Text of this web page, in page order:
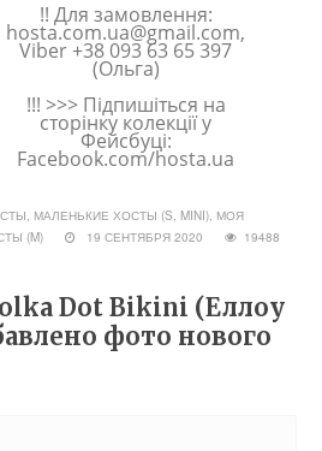
!! Для замовлення:
hosta.com.ua@gmail.com,
Viber +38 093 63 65 397
(Ольга)
!!! >>> Підпишіться на
сторінку колекції у
Фейсбуці:
Facebook.com/hosta.ua
, МАЛЕНЬКИЕ ХОСТЫ (S, MINI), МОЯ
(M) 19 СЕНТЯБРЯ 2020
19488
Dot Bikini (Еллоу
фото нового